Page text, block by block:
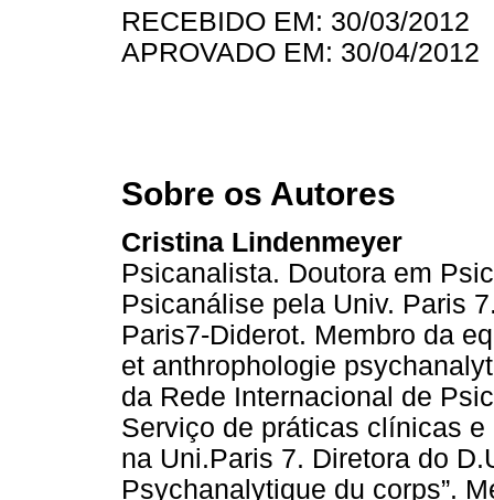
RECEBIDO EM: 30/03/2012
APROVADO EM: 30/04/2012
Sobre os Autores
Cristina Lindenmeyer
Psicanalista. Doutora em
Psicanálise pela Univ. Paris
Paris7-Diderot. Membro da
et anthrophologie
da Rede Internacional de
Serviço de práticas clínicas
na Uni.Paris 7. Diretora do
Psychanalytique du corps”.